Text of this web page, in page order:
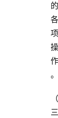
的
各
项
操
作
。
（
三